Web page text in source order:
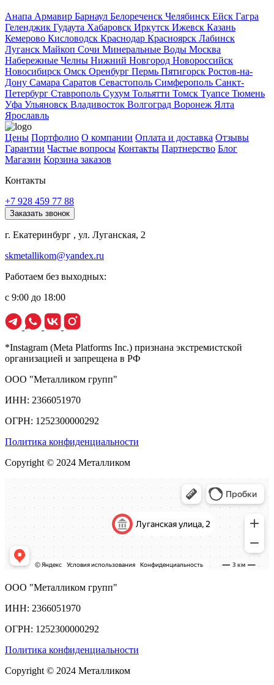
Анапа Армавир Барнаул Белореченск Челябинск Ейск Гагра
Геленджик Гудаута Хабаровск Иркутск Ижевск Казань
Кемерово Кисловодск Краснодар Красноярск Лабинск
Луганск Майкоп Сочи Минеральные Воды Москва
Набережные Челны Нижний Новгород Новороссийск
Новосибирск Омск Оренбург Пермь Пятигорск Ростов-на-
Дону Самара Саратов Севастополь Симферополь Санкт-
Петербург Ставрополь Сухум Тольятти Томск Туапсе Тюмень
Уфа Ульяновск Владивосток Волгоград Воронеж Ялта
Ярославль
Цены Портфолио О компании Оплата и доставка Отзывы
Гарантии Частые вопросы Контакты Партнерство Блог
Магазин Корзина заказов
Контакты
+7 928 459 77 88
Заказать звонок
г. Екатеринбург , ул. Луганская, 2
skmetallikom@yandex.ru
Работаем без выходных:
с 9:00 до 18:00
*Instagram (Meta Platforms Inc.) признана экстремистской
организацией и запрещена в РФ
ООО "Металликом групп"
ИНН: 2366051970
ОГРН: 1252300000292
Политика конфиденциальности
Copyright © 2024 Металликом
ООО "Металликом групп"
ИНН: 2366051970
ОГРН: 1252300000292
Политика конфиденциальности
Copyright © 2024 Металликом